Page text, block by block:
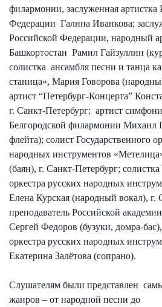
филармонии, заслуженная артистка
Федерации Галина Иванкова;
Российской Федерации, народный
Башкортостан Рамил Гайзуллин
солистка ансамбля песни и танца
станица», Мария Говорова
артист “Петербург-Концерта”
г. Санкт-Петербург; артист
Белгородской филармонии
флейта); солист Государственного
народных инструментов
(баян), г. Санкт-Петербург;
оркестра русских народных
Елена Курская (народный вокал), г.
преподаватель Российской
Сергей Федоров (бузуки, домра-
оркестра русских народных
Екатерина Залётова (сопрано).
Слушателям были представлен
жанров – от народной песни до